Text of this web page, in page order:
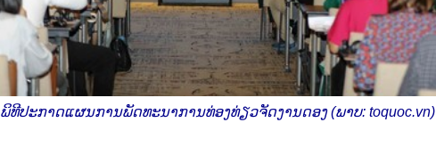
ພິທີປະກາດແຜນການພັດທະນາການທ່ອງທ່ຽວຈັດງານດອງ (ພາບ: toquoc.vn)